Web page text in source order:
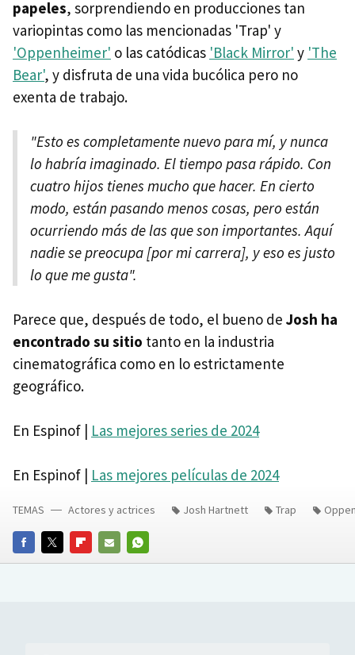
papeles, sorprendiendo en producciones tan
variopintas como las mencionadas 'Trap' y
'Oppenheimer' o las catódicas 'Black Mirror' y 'The
Bear', y disfruta de una vida bucólica pero no
exenta de trabajo.
"Esto es completamente nuevo para mí, y nunca
lo habría imaginado. El tiempo pasa rápido. Con
cuatro hijos tienes mucho que hacer. En cierto
modo, están pasando menos cosas, pero están
ocurriendo más de las que son importantes. Aquí
nadie se preocupa [por mi carrera], y eso es justo
lo que me gusta".
Parece que, después de todo, el bueno de Josh ha
encontrado su sitio tanto en la industria
cinematográfica como en lo estrictamente
geográfico.
En Espinof | Las mejores series de 2024
En Espinof | Las mejores películas de 2024
FACEBOOKTWITTERFLIPBOARD
E-
WHATSAPP
TEMAS Actores y actrices Josh Hartnett Trap